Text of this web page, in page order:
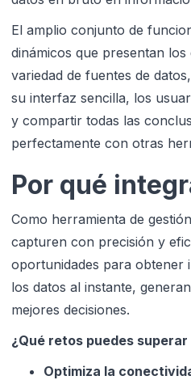
El amplio conjunto de
dinámicos que presentan
variedad de fuentes de
su interfaz sencilla, los
y compartir todas las
perfectamente con otras
Por qué
Como herramienta de
capturen con precisión y
oportunidades para obtener
los datos al instante,
mejores decisiones.
¿Qué retos puedes
Optimiza la